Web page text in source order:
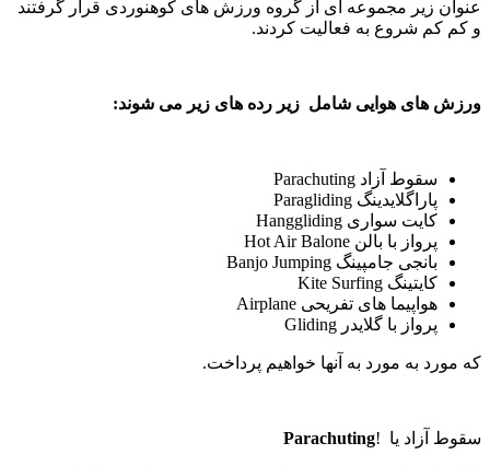
عنوان زیر مجموعه ای از گروه ورزش های کوهنوردی قرار گرفتند
و کم کم شروع به فعالیت کردند.
ورزش های هوایی شامل زیر رده های زیر می شوند:
سقوط آزاد Parachuting
پاراگلایدینگ Paragliding
کایت سواری Hanggliding
پرواز با بالن Hot Air Balone
بانجی جامپینگ Banjo Jumping
کایتینگ Kite Surfing
هواپیما های تفریحی Airplane
پرواز با گلایدر Gliding
که مورد به مورد به آنها خواهیم پرداخت.
سقوط آزاد یا !Parachuting